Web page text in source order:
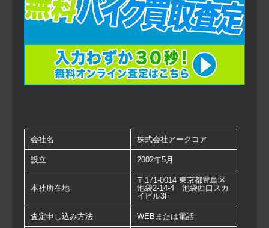
会社名 株式会社アークコア
設立 2002年5月
本社所在地
〒171-0014 東京都豊島区
池袋2-14-4 池袋西口スカ
イビル3F
査定申し込み方法 WEBまたは電話